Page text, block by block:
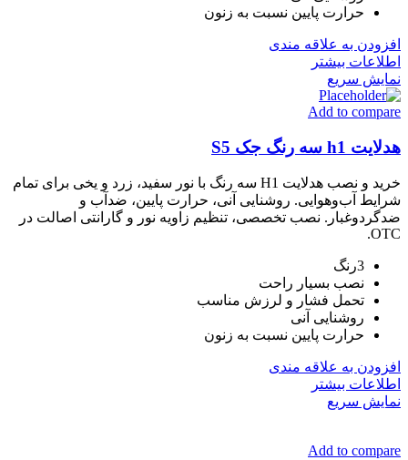
حرارت پایین نسبت به زنون
افزودن به علاقه مندی
اطلاعات بیشتر
نمایش سریع
Add to compare
هدلایت h1 سه رنگ جک S5
خرید و نصب هدلایت H1 سه رنگ با نور سفید، زرد و یخی برای تمام
شرایط آب‌وهوایی. روشنایی آنی، حرارت پایین، ضدآب و
ضدگردوغبار. نصب تخصصی، تنظیم زاویه نور و گارانتی اصالت در
OTC.
3رنگ
نصب بسیار راحت
تحمل فشار و لرزش مناسب
روشنایی آنی
حرارت پایین نسبت به زنون
افزودن به علاقه مندی
اطلاعات بیشتر
نمایش سریع
Add to compare